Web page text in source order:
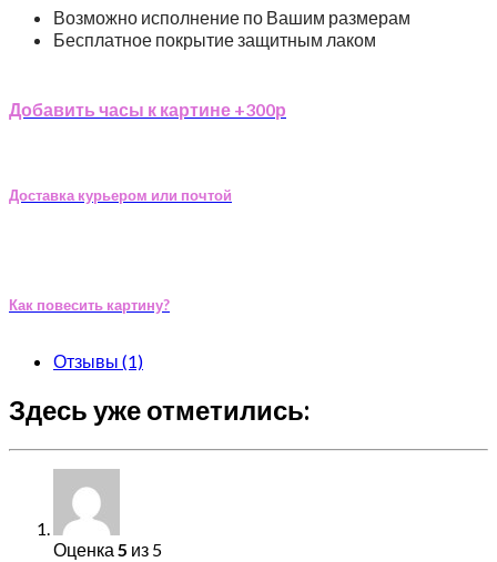
Возможно исполнение по Вашим размерам
Бесплатное покрытие защитным лаком
Добавить часы к картине +300р
Доставка курьером или почтой
Как повесить картину?
Отзывы (1)
Здесь уже отметились:
Оценка 5 из 5